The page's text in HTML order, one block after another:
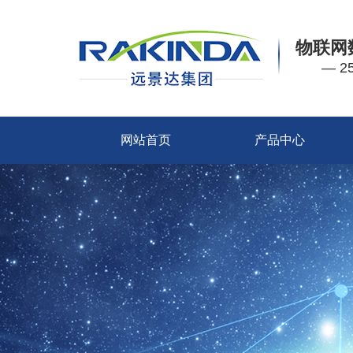
物联网
—
网站首页 产品中心